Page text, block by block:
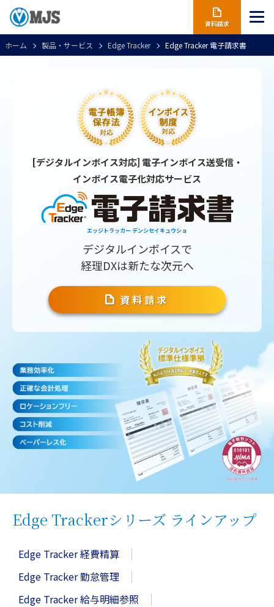
資料請求
ホーム 製品・サービス Edge Tracker Edge Tracker 電子請求書
[デジタルインボイス対応] 電子インボイス送受信・
インボイス電子化対応サービス
エッジトラッカー デンシセイキュウショ
デジタルインボイスで
経理DXは新たな次元へ
資料請求
Edge Trackerシリーズ ラインアップ
Edge Tracker 経費精算
Edge Tracker 勤怠管理
Edge Tracker 給与明細参照